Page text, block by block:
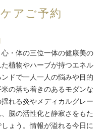
アご予約
・体の三位一体の健康美の
植物やハーブが持つエネル
ドで一人一人の悩みや目的
の落ち着きのあるモダンな
れる炎やメディカルグレー
脳の活性化と静寂さをもた
ょう。情報が溢れる今日に